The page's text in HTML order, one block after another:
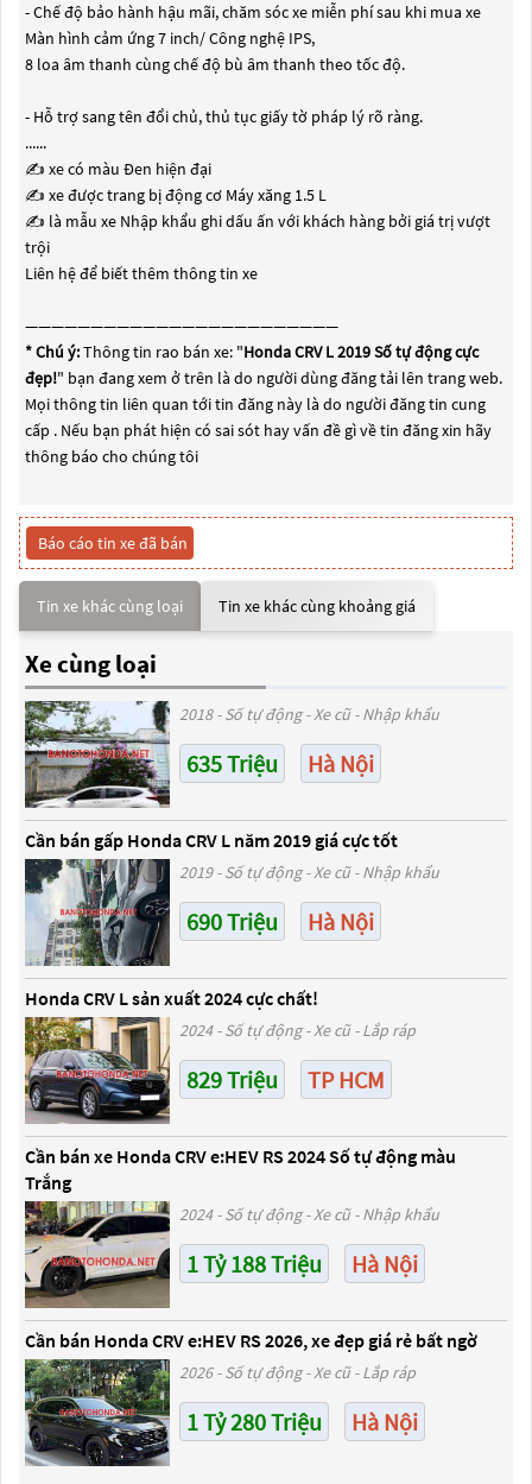
- Chế độ bảo hành hậu mãi, chăm sóc xe miễn phí sau khi mua xe
Màn hình cảm ứng 7 inch/ Công nghệ IPS,
8 loa âm thanh cùng chế độ bù âm thanh theo tốc độ.
- Hỗ trợ sang tên đổi chủ, thủ tục giấy tờ pháp lý rõ ràng.
......
✍ xe có màu Đen hiện đại
✍ xe được trang bị động cơ Máy xăng 1.5 L
✍ là mẫu xe Nhập khẩu ghi dấu ấn với khách hàng bởi giá trị vượt
trội
Liên hệ để biết thêm thông tin xe
————————————————————————
* Chú ý:Thông tin rao bán xe: "Honda CRV L 2019 Số tự động cực
đẹp!" bạn đang xem ở trên là do người dùng đăng tải lên trang web.
Mọi thông tin liên quan tới tin đăng này là do người đăng tin cung
cấp . Nếu bạn phát hiện có sai sót hay vấn đề gì về tin đăng xin hãy
thông báo cho chúng tôi
Báo cáo tin xe đã bán
Tin xe khác cùng loại Tin xe khác cùng khoảng giá
Xe cùng loại
2018 - Số tự động - Xe cũ - Nhập khẩu
635 Triệu Hà Nội
Cần bán gấp Honda CRV L năm 2019 giá cực tốt
2019 - Số tự động - Xe cũ - Nhập khẩu
690 Triệu Hà Nội
Honda CRV L sản xuất 2024 cực chất!
2024 - Số tự động - Xe cũ - Lắp ráp
829 Triệu TP HCM
Cần bán xe Honda CRV e:HEV RS 2024 Số tự động màu
Trắng
2024 - Số tự động - Xe cũ - Nhập khẩu
1 Tỷ 188 Triệu Hà Nội
Cần bán Honda CRV e:HEV RS 2026, xe đẹp giá rẻ bất ngờ
2026 - Số tự động - Xe cũ - Lắp ráp
1 Tỷ 280 Triệu Hà Nội